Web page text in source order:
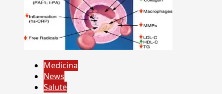
Medicina
News
Salute